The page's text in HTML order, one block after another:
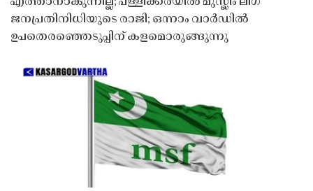
ജനപ്രതിനിധിയുടെ രാജി; ഒന്നാം വാർഡിൽ
ഉപതെരഞ്ഞെടുപ്പിന് കളമൊരുങ്ങുന്നു